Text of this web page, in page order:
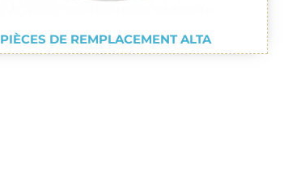
PIÈCES DE REMPLACEMENT ALTA